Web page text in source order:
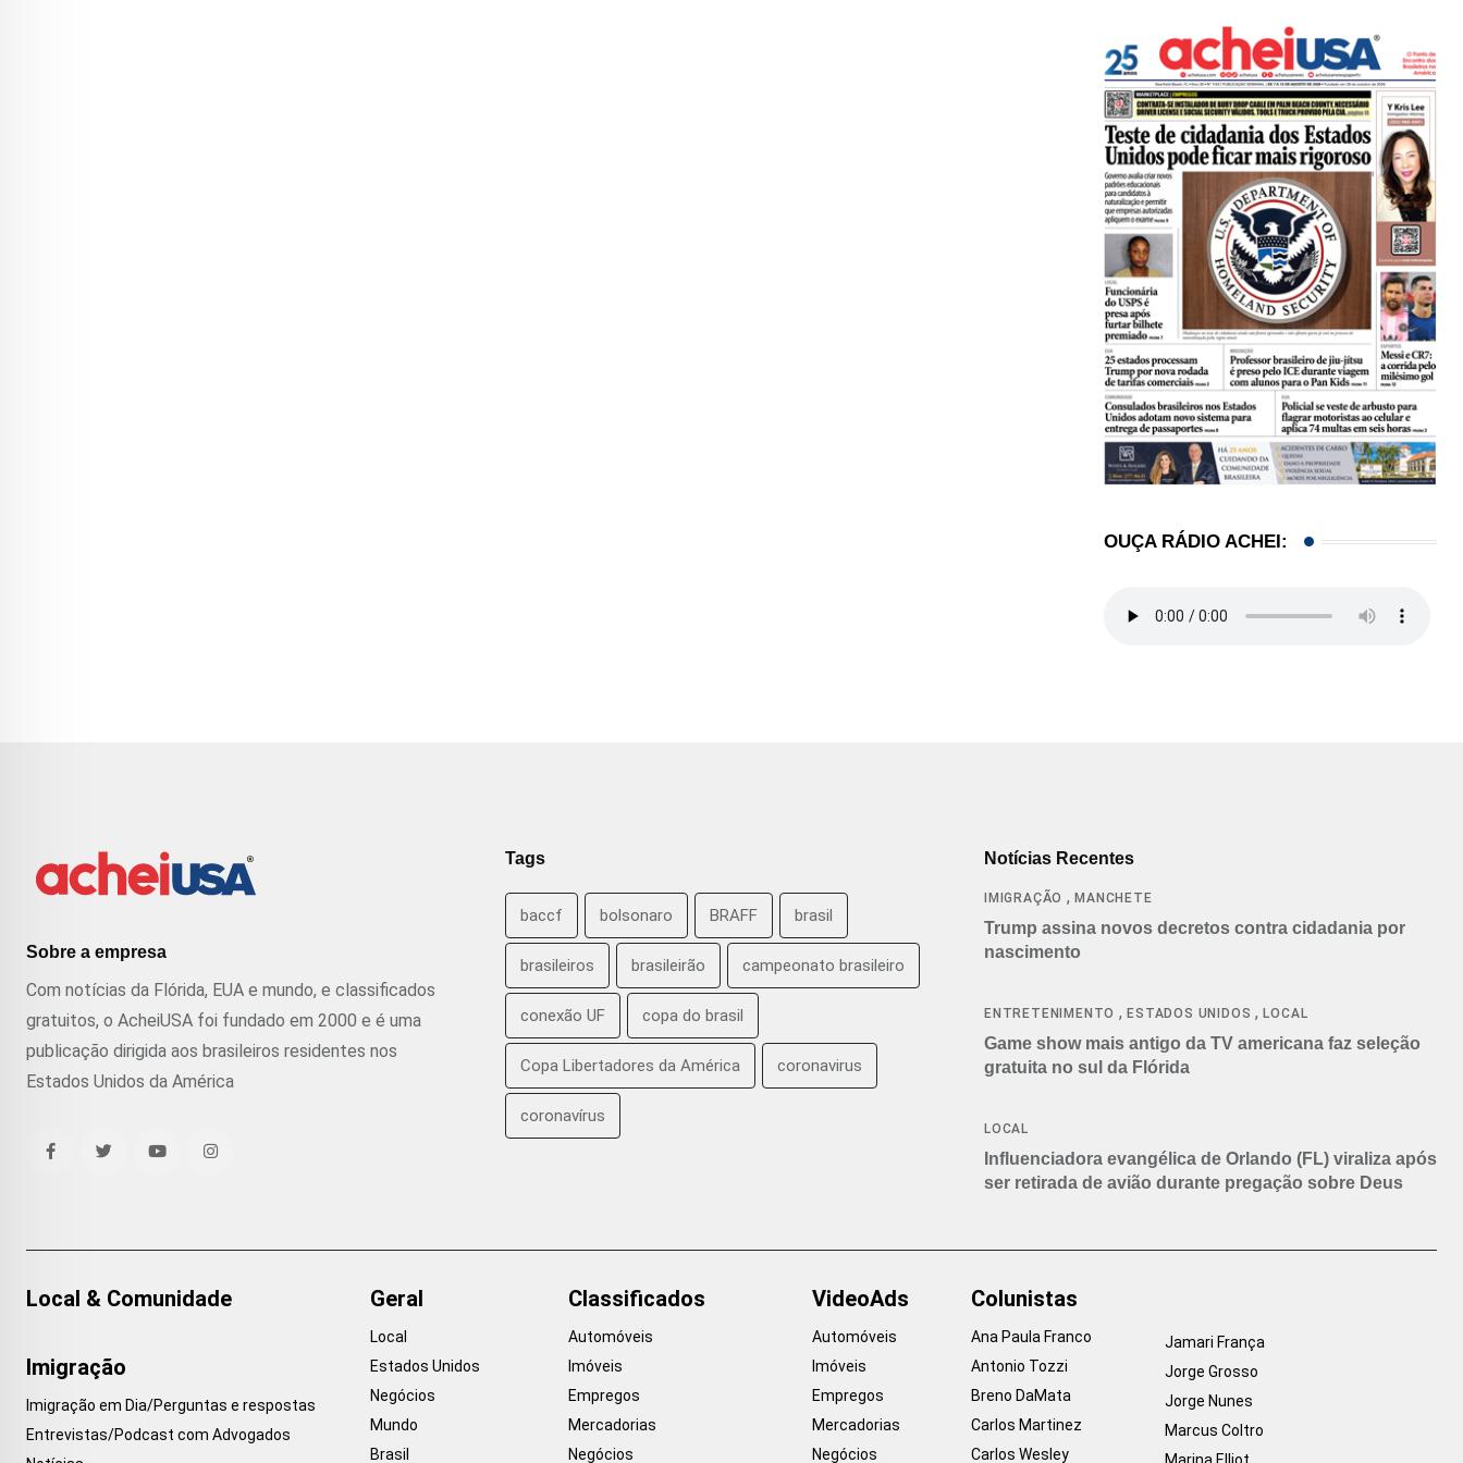
OUÇA RÁDIO ACHEI:
Sobre a empresa
Com notícias da Flórida, EUA e mundo, e classificados
gratuitos, o AcheiUSA foi fundado em 2000 e é uma
publicação dirigida aos brasileiros residentes nos
Estados Unidos da América
Tags
baccf bolsonaro BRAFF brasil
brasileiros brasileirão campeonato brasileiro
conexão UF copa do brasil
Copa Libertadores da América coronavirus
coronavírus
Notícias Recentes
IMIGRAÇÃO ,MANCHETE
Trump assina novos decretos contra cidadania por
nascimento
ENTRETENIMENTO ,ESTADOS UNIDOS ,LOCAL
Game show mais antigo da TV americana faz seleção
gratuita no sul da Flórida
LOCAL
Influenciadora evangélica de Orlando (FL) viraliza após
ser retirada de avião durante pregação sobre Deus
Local & Comunidade
Imigração
Imigração em Dia/Perguntas e respostas
Entrevistas/Podcast com Advogados
Geral
Local
Estados Unidos
Negócios
Mundo
Brasil
Classificados
Automóveis
Imóveis
Empregos
Mercadorias
Negócios
VideoAds
Automóveis
Imóveis
Empregos
Mercadorias
Negócios
Colunistas
Ana Paula Franco
Antonio Tozzi
Breno DaMata
Carlos Martinez
Carlos Wesley
Jamari França
Jorge Grosso
Jorge Nunes
Marcus Coltro